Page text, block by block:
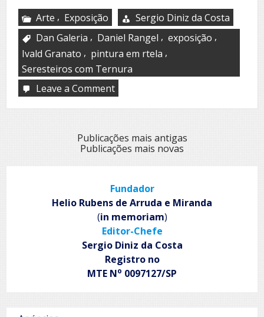
Arte , Exposição
Sergio Diniz da Costa
Dan Galeria , Daniel Rangel , exposição ,
Ivald Granato , pintura em rtela ,
Seresteiros com Ternura
Leave a Commenton
Galeria
exposição
Seres,
em
Ivald
Granato
NavegaçãoPublicações mais antigas
Publicações mais novas
Fundador
Helio Rubens de Arruda e Miranda
(in memoriam)
Editor-Chefe
Sergio Diniz da Costa
Registro no
MTE No 0097127/SP